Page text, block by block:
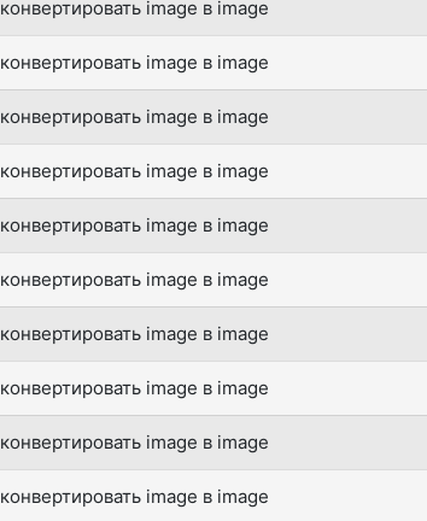
конвертировать image в image
конвертировать image в image
конвертировать image в image
конвертировать image в image
конвертировать image в image
конвертировать image в image
конвертировать image в image
конвертировать image в image
конвертировать image в image
конвертировать image в image